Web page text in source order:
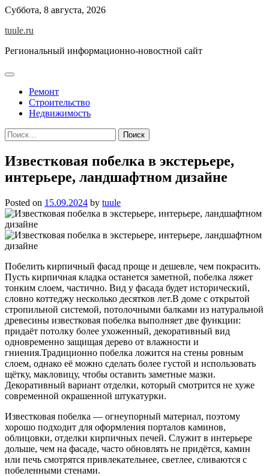
Skip
content
Суббота, 8 августа, 2026
tuule.ru
Региональный информационно-новостной сайт
Ремонт
Строительство
Недвижимость
Найти:
Известковая побелка в экстерьере,
интерьере, ландшафтном дизайне
Posted on 15.09.2024 by tuule
Побелить кирпичный фасад проще и дешевле, чем покрасить.
Пусть кирпичная кладка останется заметной, побелка ляжет
тонким слоем, частично. Вид у фасада будет исторический,
словно коттеджу несколько десятков лет.В доме с открытой
стропильной системой, потолочными балками из натуральной
древесины известковая побелка выполняет две функции:
придаёт потолку более ухоженный, декоративный вид
одновременно защищая дерево от влажности и
гниения.Традиционно побелка ложится на стены ровным
слоем, однако её можно сделать более густой и использовать
щётку, макловицу, чтобы оставить заметные мазки.
Декоративный вариант отделки, который смотрится не хуже
современной окрашенной штукатурки.
Известковая побелка — огнеупорный материал, поэтому
хорошо подходит для оформления порталов каминов,
облицовки, отделки кирпичных печей. Служит в интерьере
дольше, чем на фасаде, часто обновлять не придётся, камин
или печь смотрятся привлекательнее, светлее, сливаются с
побеленными стенами.